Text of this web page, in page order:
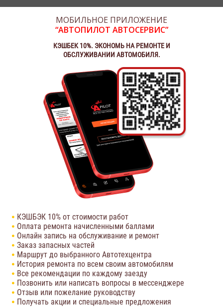
МОБИЛЬНОЕ ПРИЛОЖЕНИЕ
“АВТОПИЛОТ АВТОСЕРВИС”
КЭШБЕК 10%. ЭКОНОМЬ НА РЕМОНТЕ И
ОБСЛУЖИВАНИИ АВТОМОБИЛЯ.
КЭШБЭК 10% от стоимости работ
Оплата ремонта начисленными баллами
Онлайн запись на обслуживание и ремонт
Заказ запасных частей
Маршрут до выбранного Автотехцентра
История ремонта по всем своим автомобилям
Все рекомендации по каждому заезду
Позвонить или написать вопросы в мессенджере
Отзыв или пожелание руководству
Получать акции и специальные предложения